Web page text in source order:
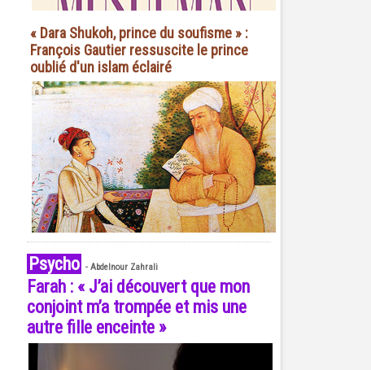
« Dara Shukoh, prince du soufisme » :
François Gautier ressuscite le prince
oublié d'un islam éclairé
Psycho - Abdelnour Zahrali
Farah : « J’ai découvert que mon
conjoint m’a trompée et mis une
autre fille enceinte »